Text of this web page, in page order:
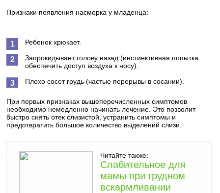
Признаки появления насморка у младенца:
Ребенок хрюкает.
Запрокидывает голову назад (инстинктивная попытка
обеспечить доступ воздуха к носу).
Плохо сосет грудь (частые перерывы в сосании).
При первых признаках вышеперечисленных симптомов
необходимо немедленно начинать лечение. Это позволит
быстро снять отек слизистой, устранить симптомы и
предотвратить большое количество выделений слизи.
Читайте также:
Слабительное для
мамы при грудном
вскармливании